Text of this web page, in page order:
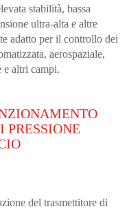
stabilità, bassa
ultra-alta e altre
adatto per il controllo dei
aerospaziale,
e altri campi.
PRESSIONE
del trasmettitore di